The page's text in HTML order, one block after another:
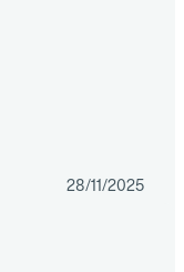
28/11/2025